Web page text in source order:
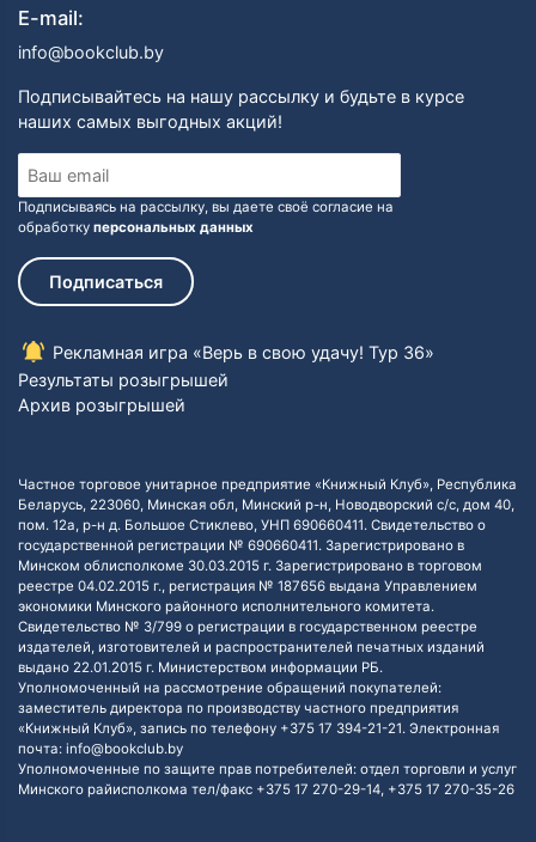
E-mail:
info@bookclub.by
Подписывайтесь на нашу рассылку и будьте в курсе
наших самых выгодных акций!
Подписываясь на рассылку, вы даете своё согласие на
обработку персональных данных
Подписаться
Рекламная игра «Верь в свою удачу! Тур 36»
Результаты розыгрышей
Архив розыгрышей
Частное торговое унитарное предприятие «Книжный Клуб», Республика
Беларусь, 223060, Минская обл, Минский р-н, Новодворский с/с, дом 40,
пом. 12а, р-н д. Большое Стиклево, УНП 690660411. Свидетельство о
государственной регистрации № 690660411. Зарегистрировано в
Минском облисполкоме 30.03.2015 г. Зарегистрировано в торговом
реестре 04.02.2015 г., регистрация № 187656 выдана Управлением
экономики Минского районного исполнительного комитета.
Свидетельство № 3/799 о регистрации в государственном реестре
издателей, изготовителей и распространителей печатных изданий
выдано 22.01.2015 г. Министерством информации РБ.
Уполномоченный на рассмотрение обращений покупателей:
заместитель директора по производству частного предприятия
«Книжный Клуб», запись по телефону +375 17 394-21-21. Электронная
почта: info@bookclub.by
Уполномоченные по защите прав потребителей: отдел торговли и услуг
Минского райисполкома тел/факс +375 17 270-29-14, +375 17 270-35-26